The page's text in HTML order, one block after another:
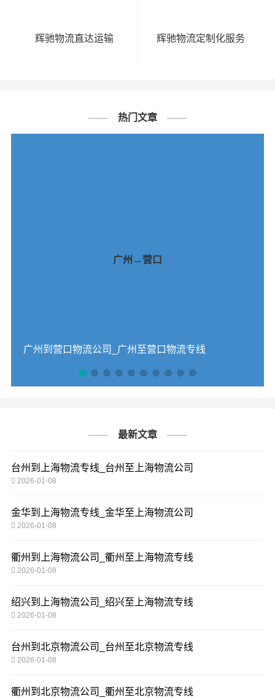
辉驰物流直达运输 辉驰物流定制化服务
热门文章
广州→营口
广州到营口物流公司_广州至营口物流专线
最新文章
台州到上海物流专线_台州至上海物流公司
2026-01-08
金华到上海物流专线_金华至上海物流公司
2026-01-08
衢州到上海物流公司_衢州至上海物流专线
2026-01-08
绍兴到上海物流公司_绍兴至上海物流专线
2026-01-08
台州到北京物流公司_台州至北京物流专线
2026-01-08
衢州到北京物流公司_衢州至北京物流专线